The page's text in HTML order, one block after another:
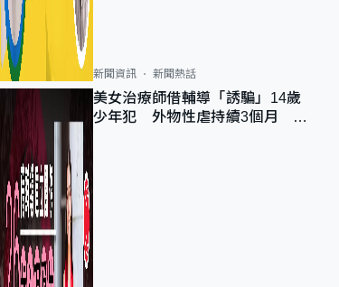
新聞資訊 新聞熱話
美女治療師借輔導「誘騙」14歲
少年犯 外物性虐持續3個月 受